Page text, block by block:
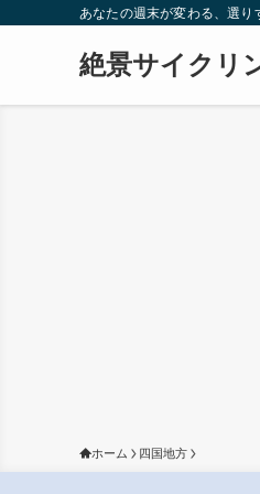
あなたの週末が変わる、選
絶景サイクリ
ホーム 四国地方